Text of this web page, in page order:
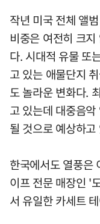
작년 미국 전체 앨
비중은 여전히 크
다. 시대적 유물 또
고 있는 애물단지
도 놀라운 변화다.
고 있는데 대중음
될 것으로 예상하고
한국에서도 열풍은
이프 전문 매장인 '
서 유일한 카세트